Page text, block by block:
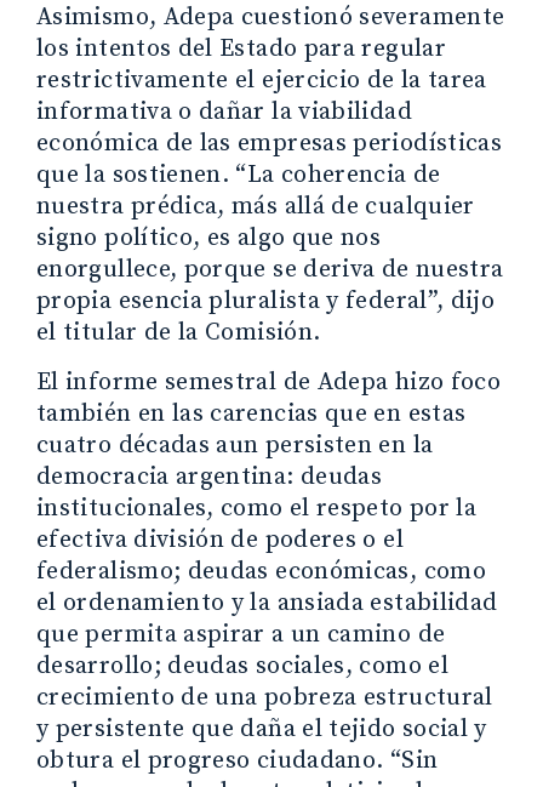
Asimismo, Adepa cuestionó severamente
los intentos del Estado para regular
restrictivamente el ejercicio de la tarea
informativa o dañar la viabilidad
económica de las empresas periodísticas
que la sostienen. “La coherencia de
nuestra prédica, más allá de cualquier
signo político, es algo que nos
enorgullece, porque se deriva de nuestra
propia esencia pluralista y federal”, dijo
el titular de la Comisión.
El informe semestral de Adepa hizo foco
también en las carencias que en estas
cuatro décadas aun persisten en la
democracia argentina: deudas
institucionales, como el respeto por la
efectiva división de poderes o el
federalismo; deudas económicas, como
el ordenamiento y la ansiada estabilidad
que permita aspirar a un camino de
desarrollo; deudas sociales, como el
crecimiento de una pobreza estructural
y persistente que daña el tejido social y
obtura el progreso ciudadano. “Sin